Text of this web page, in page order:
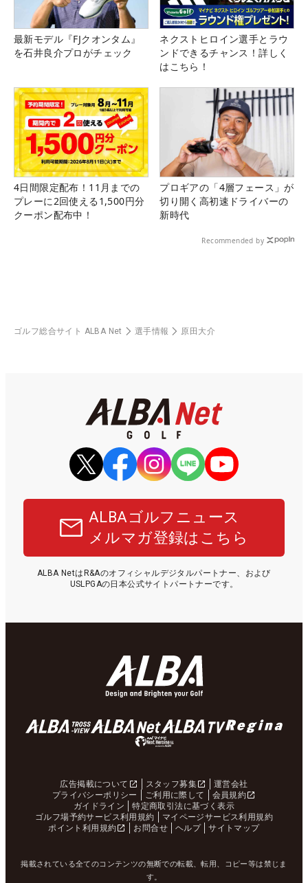
最新モデル『FJクオンタム』
を石井良介プロがチェック
ネクストヒロイン選手とラウ
ンドできるチャンス！詳しく
はこちら！
4日間限定配布！11月までの
プレーに2回使える1,500円分
クーポン配布中！
プロギアの「4層フェース」が
切り開く高初速ドライバーの
新時代
Recommended by
ゴルフ総合サイト ALBA Net 選手情報 原田大介
ALBAゴルフニュース
メルマガ登録はこちら
ALBA NetはR&Aのオフィシャルデジタルパートナー、および
USLPGAの日本公式サイトパートナーです。
広告掲載について スタッフ募集
運営会社
プライバシーポリシー
ご利用に際して
会員規約
ガイドライン
特定商取引法に基づく表示
ゴルフ場予約サービス利用規約
マイページサービス利用規約
ポイント利用規約
お問合せ ヘルプ サイトマップ
掲載されている全てのコンテンツの無断での転載、転用、コピー等は禁じま
す。